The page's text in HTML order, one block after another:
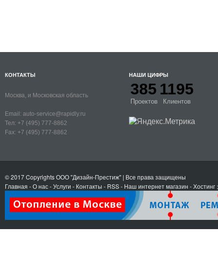
КОНТАКТЫ
Москва, и Московская область
Email: auto-service@rapidly.ru
Тел: +7 (495) 777-8862
Fax: +7 (495) 777-8862
НАШИ ЦИФРЫ
385
Проектов
1195
Клиентов
© 2017 CopyrightsООО "Дизайн-Престиж" | Все права защищены
Главная -О нас-Услуги - Контакты - RSS- Наш интернет магазин -Хостинг